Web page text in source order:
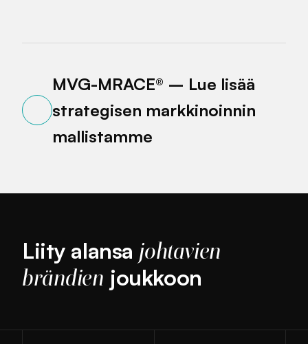
MVG-MRACE® – Lue lisää
strategisen markkinoinnin
mallistamme
Liity alansa johtavien
brändien joukkoon